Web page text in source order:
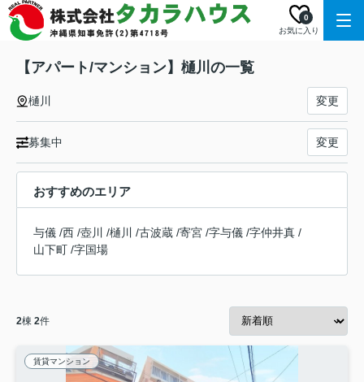
お気に入り
0
【アパート/マンション】樋川の一覧
樋川 変更
募集中 変更
おすすめのエリア
与儀 /西 /壺川 /樋川 /古波蔵 /寄宮 /字与儀 /字仲井真 /
山下町 /字国場
2棟 2件
賃貸マンション